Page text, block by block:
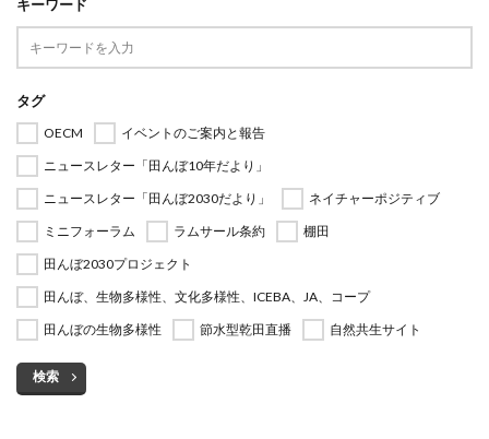
キーワード
タグ
OECM
イベントのご案内と報告
ニュースレター「田んぼ10年だより」
ニュースレター「田んぼ2030だより」
ネイチャーポジティブ
ミニフォーラム
ラムサール条約
棚田
田んぼ2030プロジェクト
田んぼ、生物多様性、文化多様性、ICEBA、JA、コープ
田んぼの生物多様性
節水型乾田直播 自然共生サイト
検索